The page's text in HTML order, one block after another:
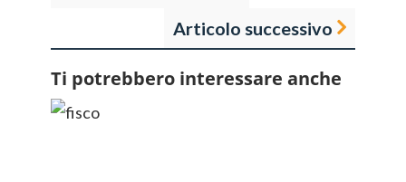
Articolo successivo
Ti potrebbero interessare anche